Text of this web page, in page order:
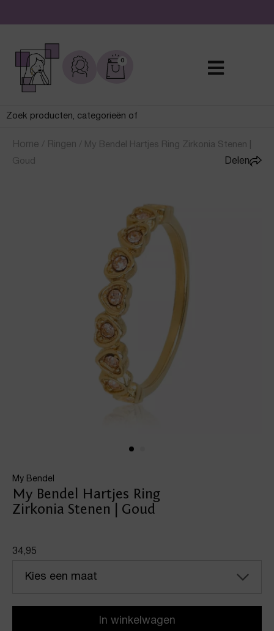
De leukste sieraden online en in de winkel
0
Home / Ringen / My Bendel Hartjes Ring Zirkonia Stenen |
Goud
My Bendel
My Bendel Hartjes Ring
Zirkonia Stenen | Goud
Delen
34,95
Kies een maat
In winkelwagen